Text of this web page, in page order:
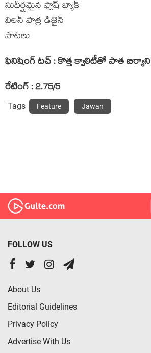
సుదీర్ఘమైన ఫ్లాష్ బ్యాక్
విలన్ పాత్ర డిజైన్
పాటలు
ఫినిషింగ్ టచ్ : కొత్త క్వాలిటీతో పాత బిర్యాని
రేటింగ్ : 2.75/5
Tags Feature Jawan
FOLLOW US
About Us
Editorial Guidelines
Privacy Policy
Advertise With Us